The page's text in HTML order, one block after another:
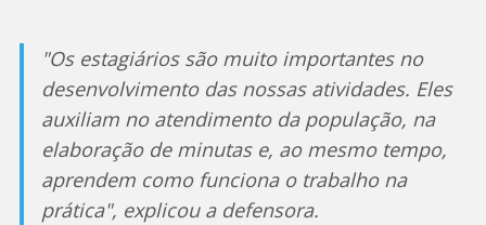
"Os estagiários são muito importantes no
desenvolvimento das nossas atividades. Eles
auxiliam no atendimento da população, na
elaboração de minutas e, ao mesmo tempo,
aprendem como funciona o trabalho na
prática", explicou a defensora.